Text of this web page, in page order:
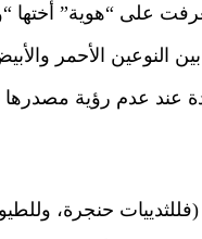
على “هوية” أختها
النوعين الأحمر
عند عدم رؤية مصدرها
حنجرة،